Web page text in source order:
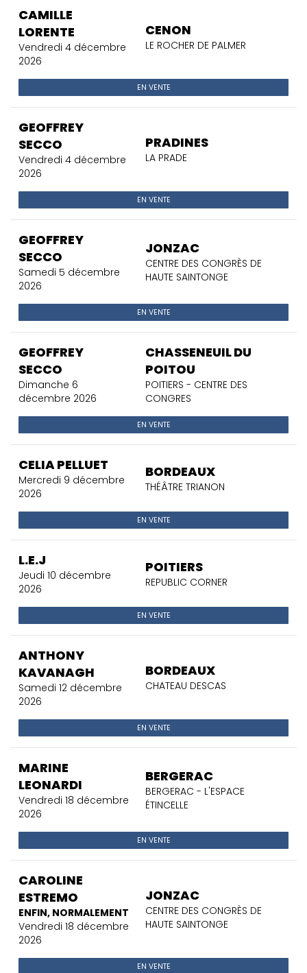
CAMILLE
LORENTE
Vendredi 4 décembre
2026
CENON
LE ROCHER DE PALMER
EN VENTE
GEOFFREY
SECCO
Vendredi 4 décembre
2026
PRADINES
LA PRADE
EN VENTE
GEOFFREY
SECCO
Samedi 5 décembre
2026
JONZAC
CENTRE DES CONGRÈS DE
HAUTE SAINTONGE
EN VENTE
GEOFFREY
SECCO
Dimanche 6
décembre 2026
CHASSENEUIL DU
POITOU
POITIERS - CENTRE DES
CONGRES
EN VENTE
CELIA PELLUET
Mercredi 9 décembre
2026
BORDEAUX
THÉÂTRE TRIANON
EN VENTE
L.E.J
Jeudi 10 décembre
2026
POITIERS
REPUBLIC CORNER
EN VENTE
ANTHONY
KAVANAGH
Samedi 12 décembre
2026
BORDEAUX
CHATEAU DESCAS
EN VENTE
MARINE
LEONARDI
Vendredi 18 décembre
2026
BERGERAC
BERGERAC - L'ESPACE
ÉTINCELLE
EN VENTE
CAROLINE
ESTREMO
ENFIN, NORMALEMENT
Vendredi 18 décembre
2026
JONZAC
CENTRE DES CONGRÈS DE
HAUTE SAINTONGE
EN VENTE